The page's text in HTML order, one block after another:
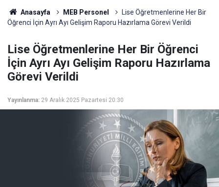
Anasayfa MEB Personel
Lise Öğretmenlerine Her Bir
Öğrenci İçin Ayrı Ayı Gelişim Raporu Hazırlama Görevi Verildi
Lise Öğretmenlerine Her Bir Öğrenci
İçin Ayrı Ayı Gelişim Raporu Hazırlama
Görevi Verildi
Yayınlanma: 29 Aralık 2025 Pazartesi 20:30